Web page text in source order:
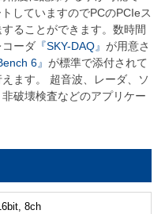
していますのでPCのPCIeス
ることができます。数時間
ーダ『SKY-DAQ』 が用意さ
6』 が標準で添付されて
ます。 超音波、レーダ、ソ
破壊検査などのアプリケー
8ch